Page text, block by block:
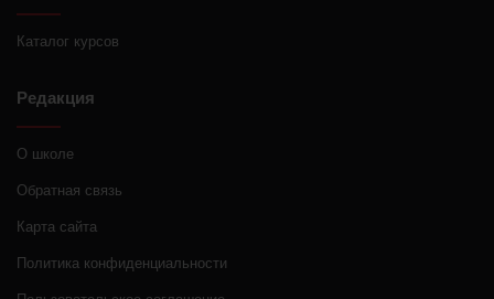
Каталог курсов
Редакция
О школе
Обратная связь
Карта сайта
Политика конфиденциальности